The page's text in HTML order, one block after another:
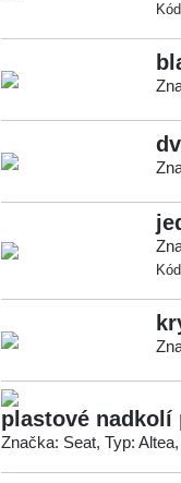
plastové nadkolí
Značka: Seat, Typ: